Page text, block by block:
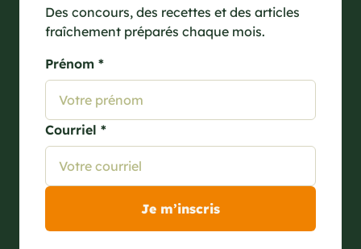
Des concours, des recettes et des articles
fraîchement préparés chaque mois.
Prénom *
Courriel *